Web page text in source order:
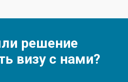
решение
визу с нами?